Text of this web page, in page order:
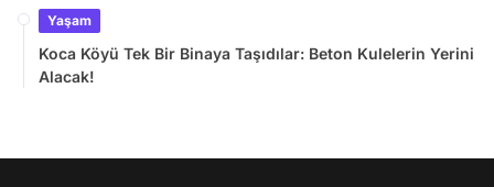
Yaşam
Koca Köyü Tek Bir Binaya Taşıdılar: Beton Kulelerin Yerini
Alacak!